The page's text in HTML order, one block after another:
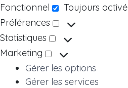
Fonctionnel
Toujours activé
Préférences
Statistiques
Marketing
Marketing
Gérer les options
Gérer les services